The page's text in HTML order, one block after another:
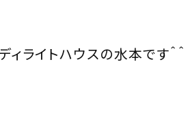
ィライトハウスの水本です＾＾